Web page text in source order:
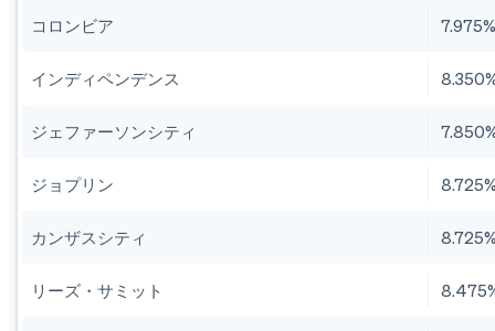
コロンビア
インディペンデンス
ジェファーソンシティ
ジョプリン
カンザスシティ
リーズ・サミット